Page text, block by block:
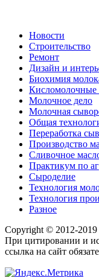
Новости
Строительство
Ремонт
Дизайн и
Биохимия
Кисломолочные
Молочное дело
Молочная
Общая
Переработка
Производство
Сливочное
Практикум по
Сыроделие
Технология
Технология
Разное
Copyright © 2012-2019
При цитировании и
ссылка на сайт